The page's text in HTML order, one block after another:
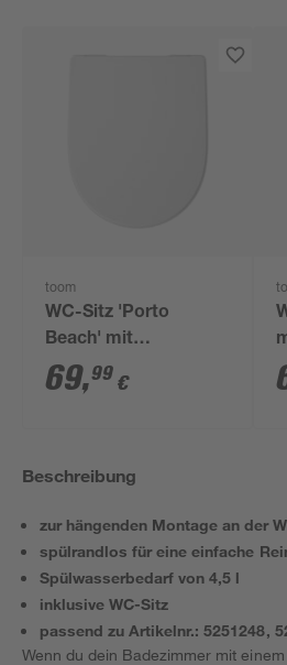
toom
WC-Sitz 'Porto
Beach' mit
Absenkautomatik
weiß Duroplast
69,99 €
Beschreibung
zur hängenden Montage an der
spülrandlos für eine einfache
Spülwasserbedarf von 4,5 l
inklusive WC-Sitz
passend zu Artikelnr.: 5251248,
Wenn du dein Badezimmer mit